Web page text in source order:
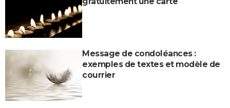
Message de condoléances :
exemples de textes et modèle de
courrier